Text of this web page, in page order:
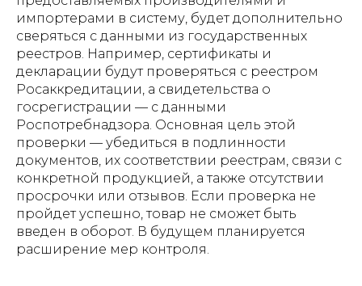
импортерами в систему, будет дополнительно
сверяться с данными из государственных
реестров. Например, сертификаты и
декларации будут проверяться с реестром
Росаккредитации, а свидетельства о
госрегистрации — с данными
Роспотребнадзора. Основная цель этой
проверки — убедиться в подлинности
документов, их соответствии реестрам, связи с
конкретной продукцией, а также отсутствии
просрочки или отзывов. Если проверка не
пройдет успешно, товар не сможет быть
введен в оборот. В будущем планируется
расширение мер контроля.